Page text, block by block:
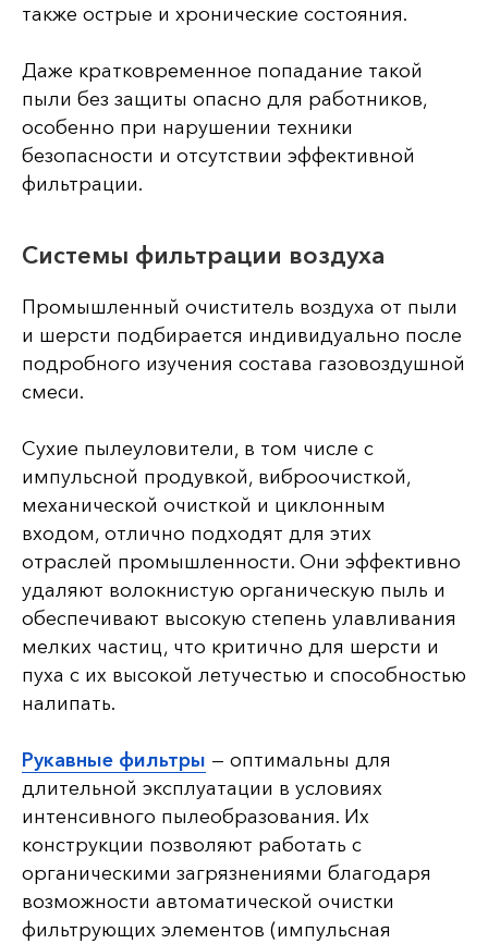
также острые и хронические состояния.
Даже кратковременное попадание такой
пыли без защиты опасно для работников,
особенно при нарушении техники
безопасности и отсутствии эффективной
фильтрации.
Системы фильтрации воздуха
Промышленный очиститель воздуха от пыли
и шерсти подбирается индивидуально после
подробного изучения состава газовоздушной
смеси.
Сухие пылеуловители, в том числе с
импульсной продувкой, виброочисткой,
механической очисткой и циклонным
входом, отлично подходят для этих
отраслей промышленности. Они эффективно
удаляют волокнистую органическую пыль и
обеспечивают высокую степень улавливания
мелких частиц, что критично для шерсти и
пуха с их высокой летучестью и способностью
налипать.
Рукавные фильтры — оптимальны для
длительной эксплуатации в условиях
интенсивного пылеобразования. Их
конструкции позволяют работать с
органическими загрязнениями благодаря
возможности автоматической очистки
фильтрующих элементов (импульсная